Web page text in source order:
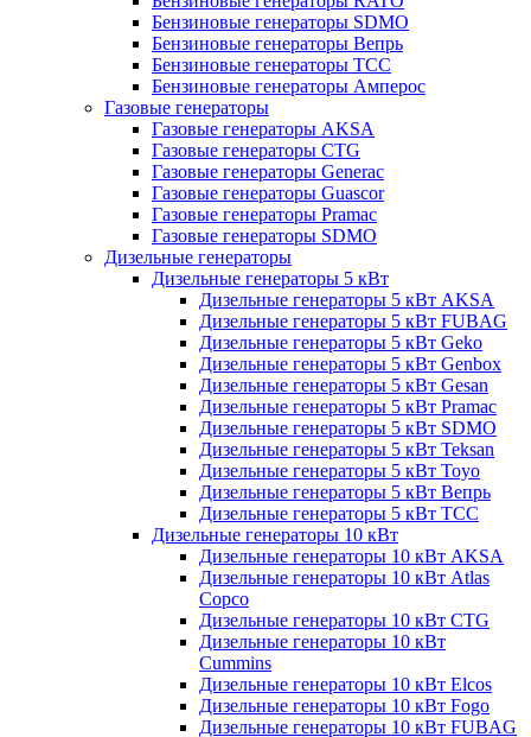
Бензиновые генераторы SDMO
Бензиновые генераторы Вепрь
Бензиновые генераторы ТСС
Бензиновые генераторы Амперос
Газовые генераторы
Газовые генераторы AKSA
Газовые генераторы CTG
Газовые генераторы Generac
Газовые генераторы Guascor
Газовые генераторы Pramac
Газовые генераторы SDMO
Дизельные генераторы
Дизельные генераторы 5 кВт
Дизельные генераторы 5 кВт AKSA
Дизельные генераторы 5 кВт FUBAG
Дизельные генераторы 5 кВт Geko
Дизельные генераторы 5 кВт Genbox
Дизельные генераторы 5 кВт Gesan
Дизельные генераторы 5 кВт Pramac
Дизельные генераторы 5 кВт SDMO
Дизельные генераторы 5 кВт Teksan
Дизельные генераторы 5 кВт Toyo
Дизельные генераторы 5 кВт Вепрь
Дизельные генераторы 5 кВт ТСС
Дизельные генераторы 10 кВт
Дизельные генераторы 10 кВт AKSA
Дизельные генераторы 10 кВт Atlas
Copco
Дизельные генераторы 10 кВт CTG
Дизельные генераторы 10 кВт
Cummins
Дизельные генераторы 10 кВт Elcos
Дизельные генераторы 10 кВт Fogo
Дизельные генераторы 10 кВт FUBAG